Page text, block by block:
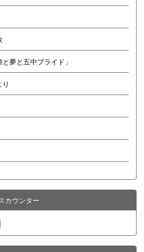
夢と五中プライド」
カウンター